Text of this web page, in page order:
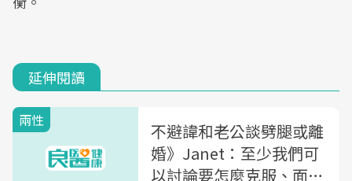
延伸閱讀
兩性
不避諱和老公談劈腿或離
婚》Janet：至少我們可
以討論要怎麼克服、面對